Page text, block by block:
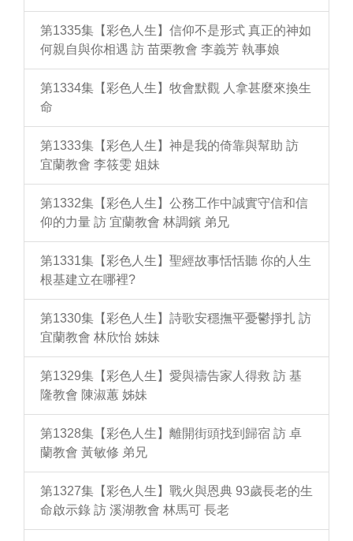
第1335集【彩色人生】信仰不是形式 真正的神如
何親自與你相遇 訪 苗栗教會 李義芳 執事娘
第1334集【彩色人生】牧會默觀 人拿甚麼來換生
命
第1333集【彩色人生】神是我的倚靠與幫助 訪
宜蘭教會 李筱雯 姐妹
第1332集【彩色人生】公務工作中誠實守信和信
仰的力量 訪 宜蘭教會 林調鑌 弟兄
第1331集【彩色人生】聖經故事恬恬聽 你的人生
根基建立在哪裡?
第1330集【彩色人生】詩歌安穩撫平憂鬱掙扎 訪
宜蘭教會 林欣怡 姊妹
第1329集【彩色人生】愛與禱告家人得救 訪 基
隆教會 陳淑蕙 姊妹
第1328集【彩色人生】離開街頭找到歸宿 訪 卓
蘭教會 黃敏修 弟兄
第1327集【彩色人生】戰火與恩典 93歲長老的生
命啟示錄 訪 溪湖教會 林馬可 長老